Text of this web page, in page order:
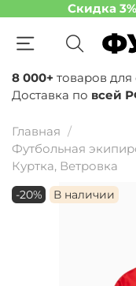
Скидка
8 000+ товаров для
Доставка по всей
Главная
Футбольная
Куртка, Ветровка
-20% В наличии